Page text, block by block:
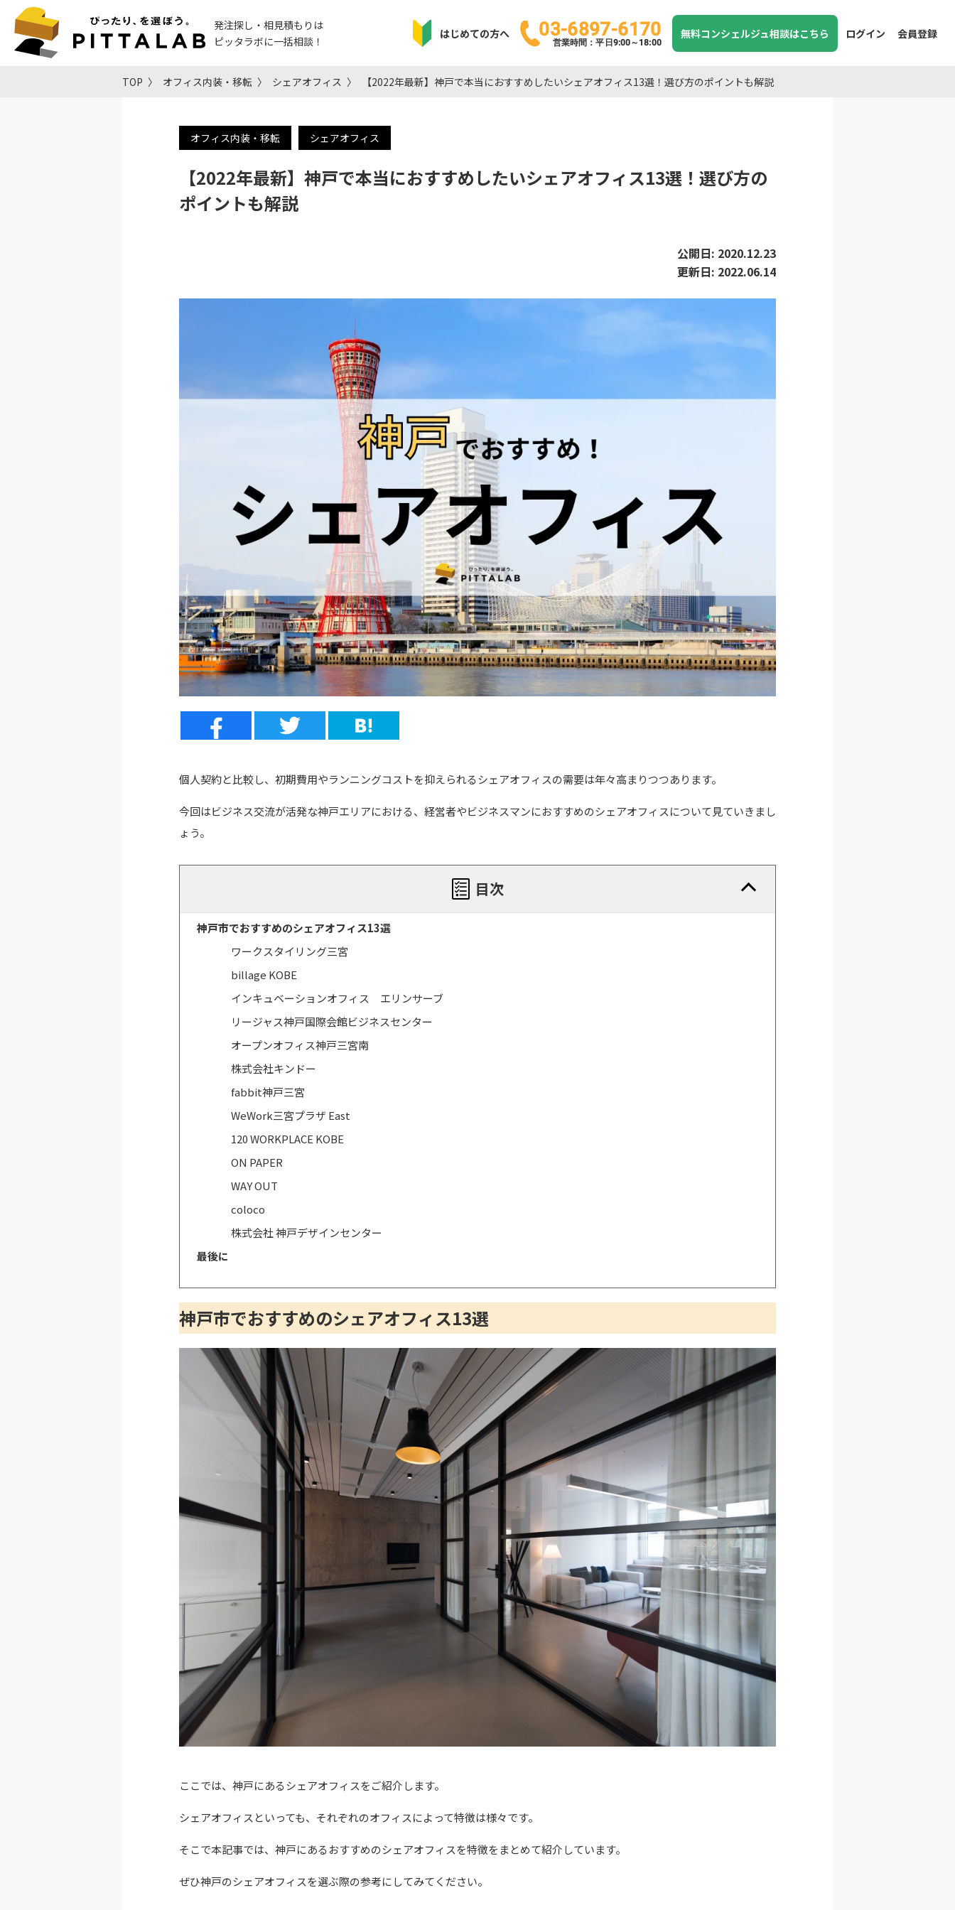
発注探し・相見積もりは
ピッタラボに一括相談！
はじめての方へ 03-6897-6170
営業時間：平日9:00～18:00
無料コンシェルジュ相談はこちら ログイン 会員登録
TOP オフィス内装・移転 シェアオフィス 【2022年最新】神戸で本当におすすめしたいシェアオフィス13選！選び方のポイントも解説
オフィス内装・移転 シェアオフィス
【2022年最新】神戸で本当におすすめしたいシェアオフィス13選！選び方の
ポイントも解説
公開日: 2020.12.23
更新日: 2022.06.14
個人契約と比較し、初期費用やランニングコストを抑えられるシェアオフィスの需要は年々高まりつつあります。
今回はビジネス交流が活発な神戸エリアにおける、経営者やビジネスマンにおすすめのシェアオフィスについて見ていきまし
ょう。
目次
神戸市でおすすめのシェアオフィス13選
ワークスタイリング三宮
billage KOBE
インキュベーションオフィス エリンサーブ
リージャス神戸国際会館ビジネスセンター
オープンオフィス神戸三宮南
株式会社キンドー
fabbit神戸三宮
WeWork三宮プラザ East
120 WORKPLACE KOBE
ON PAPER
WAY OUT
coloco
株式会社 神戸デザインセンター
最後に
神戸市でおすすめのシェアオフィス13選
ここでは、神戸にあるシェアオフィスをご紹介します。
シェアオフィスといっても、それぞれのオフィスによって特徴は様々です。
そこで本記事では、神戸にあるおすすめのシェアオフィスを特徴をまとめて紹介しています。
ぜひ神戸のシェアオフィスを選ぶ際の参考にしてみてください。